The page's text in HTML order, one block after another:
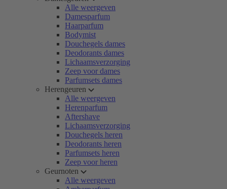
Alle weergeven
Damesparfum
Haarparfum
Bodymist
Douchegels dames
Deodorants dames
Lichaamsverzorging
Zeep voor dames
Parfumsets dames
Herengeuren
Alle weergeven
Herenparfum
Aftershave
Lichaamsverzorging
Douchegels heren
Deodorants heren
Parfumsets heren
Zeep voor heren
Geurnoten
Alle weergeven